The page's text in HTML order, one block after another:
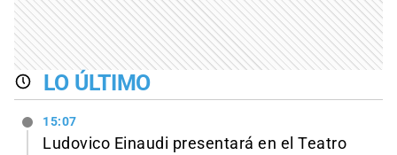
LO ÚLTIMO
15:07
Ludovico Einaudi presentará en el Teatro